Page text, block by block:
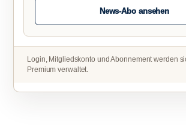
News-Abo ansehen
Login, Mitgliedskonto und Abonnement werden
Premium verwaltet.